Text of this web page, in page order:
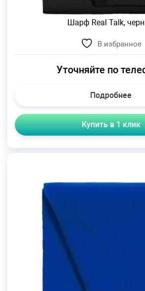
Шарф Real Talk,
В избранное
Уточняйте по
Подробнее
Купить в 1 клик